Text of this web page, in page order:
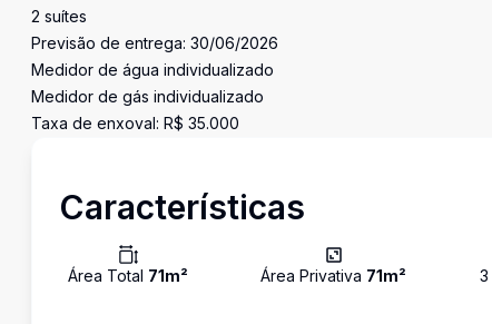
2 suítes
Previsão de entrega: 30/06/2026
Medidor de água individualizado
Medidor de gás individualizado
Taxa de enxoval: R$ 35.000
Características
Área Total 71m² Área Privativa 71m² 3